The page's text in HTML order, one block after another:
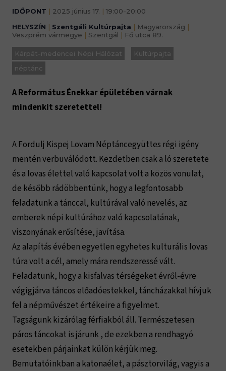
IDŐPONT | 2025 június 17. | 19:00-20:00
HELYSZÍN | Szentgáli Kultúrpajta | Magyarország |
Veszprém vármegye | Szentgál | Fő utca 89.
Kárpát-medencei Népi Hálózat
Kultúrpajta
néptánc
A Református Énekkar épületében várnak
mindenkit szeretettel!
A Fordulj Kispej Lovam Néptáncegyüttes régi igény
mentén verbuválódott. Kezdetben csak a ló szeretete
és a lovas élettel való kapcsolat volt a közös vonulat,
de később rádöbbentünk, hogy a legfontosabb
feladatunk a tánccal, kultúrával való nevelés, az
emberek népi kultúrához való kapcsolatának,
viszonyának erősítése, javítása.
Az alapítás évében egyetlen egyhetes kulturális lovas
túra volt a cél, amely mára rendszeressé vált.
Feladatunk, hogy a kisfalvas térségeket évről-évre
végigjárva táncos előadóestekkel, táncházakkal hívjuk
fel a népművészet értékeire a figyelmet.
Tagságunk kizárólag férfiakból áll. Természetesen
páros táncokat is járunk , de ezekben a rendhagyó
esetekben párjainkat külön kérjük meg.
Bemutatóinkban a katonaélet, a pásztorvilág, vagyis a